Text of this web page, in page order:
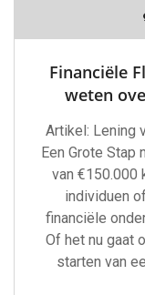
Financiële
weten
Artikel: Lening
Een Grote Stap
van €150.000
individuen
financiële
Of het nu gaat
starten van